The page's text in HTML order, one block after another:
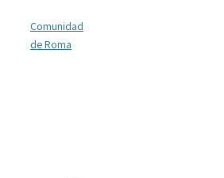
Comunidad
de Roma